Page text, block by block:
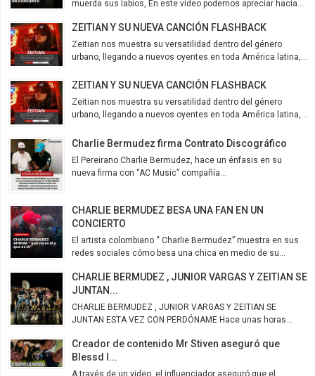
muerda sus labios, En este video podemos apreciar hacia...
ZEITIAN Y SU NUEVA CANCIÓN FLASHBACK
Zeitian nos muestra su versatilidad dentro del género
urbano, llegando a nuevos oyentes en toda América latina,...
ZEITIAN Y SU NUEVA CANCIÓN FLASHBACK
Zeitian nos muestra su versatilidad dentro del género
urbano, llegando a nuevos oyentes en toda América latina,...
Charlie Bermudez firma Contrato Discográfico
El Pereirano Charlie Bermudez, hace un énfasis en su
nueva firma con “AC Music” compañía...
CHARLIE BERMUDEZ BESA UNA FAN EN UN
CONCIERTO
El artista colombiano “ Charlie Bermudez” muestra en sus
redes sociales cómo besa una chica en medio de su...
CHARLIE BERMUDEZ , JUNIOR VARGAS Y ZEITIAN SE
JUNTAN...
CHARLIE BERMUDEZ , JUNIOR VARGAS Y ZEITIAN SE
JUNTAN ESTA VEZ CON PERDÓNAME Hace unas horas...
Creador de contenido Mr Stiven aseguró que
Blessd l...
A través de un video, el influenciador aseguró que el